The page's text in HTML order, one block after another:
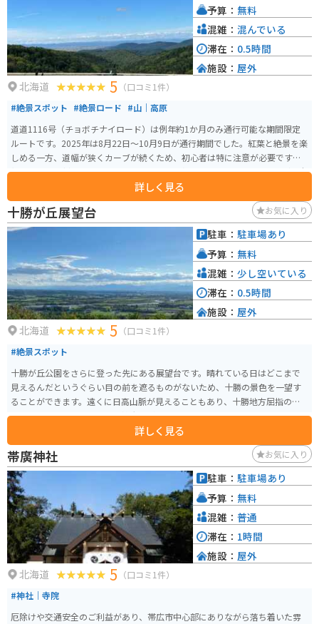
金ビルケ」は、北海道観光に訪れた際にはぜひ立ち寄りたいスポットです。
北海道 5 （口コミ1件）
#絶景スポット #絶景ロード #山｜高原
道道1116号（チョボチナイロード）は例年約1か月のみ通行可能な期間限定
ルートです。2025年は8月22日～10月9日が通行期間でした。紅葉と絶景を楽
しめる一方、道幅が狭くカーブが続くため、初心者は特に注意が必要です。
紅葉の見頃は例年9月下旬〜10月上旬で、写真スポットは多数あります（安全
詳しく見る
予算： 無料
混雑： 混んでいる
滞在： 0.5時間
施設： 屋外
十勝が丘展望台 お気に入り
北海道 5 （口コミ1件）
#絶景スポット
十勝が丘公園をさらに登った先にある展望台です。晴れている日はどこまで
見えるんだというぐらい目の前を遮るものがないため、十勝の景色を一望す
ることができます。遠くに日高山脈が見えることもあり、十勝地方屈指の絶
景スポットになっています。雄大さが感じられるスポットです。
詳しく見る
駐車： 駐車場あり
予算： 無料
混雑： 少し空いている
滞在： 0.5時間
施設： 屋外
帯廣神社 お気に入り
北海道 5 （口コミ1件）
#神社｜寺院
厄除けや交通安全のご利益があり、帯広市中心部にありながら落ち着いた雰
駐車： 駐車場あり
予算： 無料
混雑： 普通
滞在： 1時間
施設： 屋外